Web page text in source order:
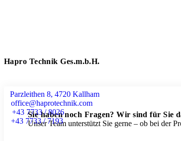
Hapro Technik Ges.m.b.H.
Parzleithen 8, 4720 Kallham
office@haprotechnik.com
+43 7733 / 8026
+43 7733 / 7193
Sie haben noch Fragen? Wir sind für Sie
Unser Team unterstützt Sie gerne – ob bei der